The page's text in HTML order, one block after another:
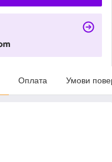
Оплата Умови